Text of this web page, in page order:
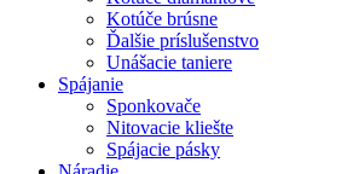
Kotúče brúsne
Ďalšie príslušenstvo
Unášacie taniere
Spájanie
Sponkovače
Nitovacie kliešte
Spájacie pásky